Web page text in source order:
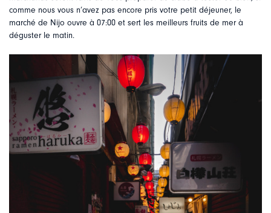
comme nous vous n’avez pas encore pris votre petit déjeuner, le
marché de Nijo ouvre à 07:00 et sert les meilleurs fruits de mer à
déguster le matin.